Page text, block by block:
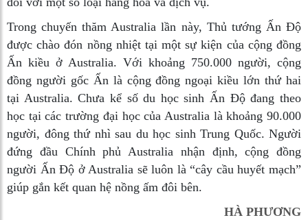
Trong chuyến thăm Australia lần này, Thủ tướng Ấn Độ
được chào đón nồng nhiệt tại một sự kiện của cộng đồng
Ấn kiều ở Australia. Với khoảng 750.000 người, cộng
đồng người gốc Ấn là cộng đồng ngoại kiều lớn thứ hai
tại Australia. Chưa kể số du học sinh Ấn Độ đang theo
học tại các trường đại học của Australia là khoảng 90.000
người, đông thứ nhì sau du học sinh Trung Quốc. Người
đứng đầu Chính phủ Australia nhận định, cộng đồng
người Ấn Độ ở Australia sẽ luôn là “cây cầu huyết mạch”
giúp gắn kết quan hệ nồng ấm đôi bên.
HÀ PHƯƠNG